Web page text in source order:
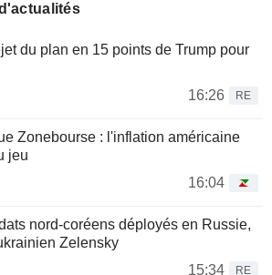
du plan en 15 points de Trump pour
16:26
RE
Zonebourse : l'inflation américaine
jeu
16:04
nord-coréens déployés en Russie,
Zelensky
15:34
RE